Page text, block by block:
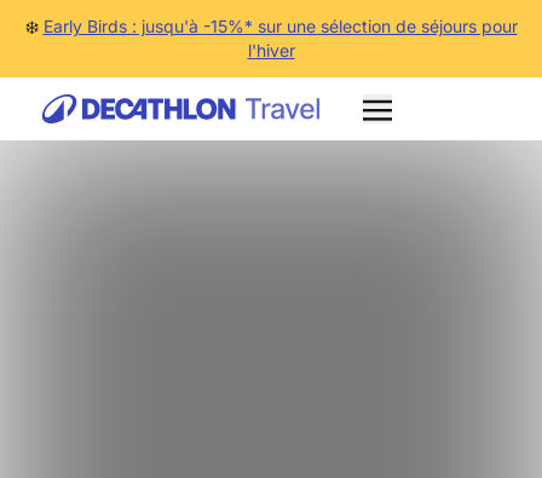
❄️ Early Birds : jusqu'à -15%* sur une sélection de séjours pour
l'hiver